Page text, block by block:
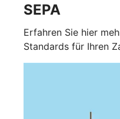
SEPA
Erfahren Sie hier
Standards für Ihren